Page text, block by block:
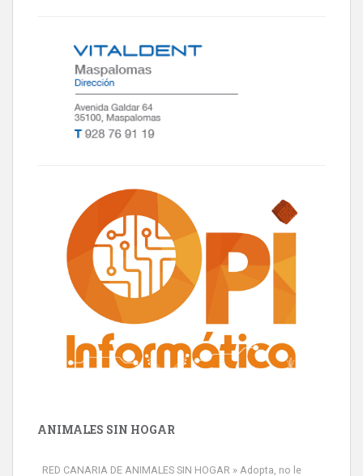
ANIMALES SIN HOGAR
RED CANARIA DE ANIMALES SIN HOGAR » Adopta, no le